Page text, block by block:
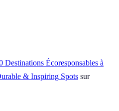
Destinations Écoresponsables à
& Inspiring Spots sur